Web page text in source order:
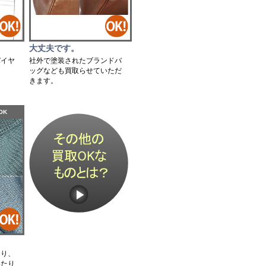
ヤ
大丈夫です。
社外で塗装されたブランドバ
ッグなども買取らせていただ
きます。
、
り